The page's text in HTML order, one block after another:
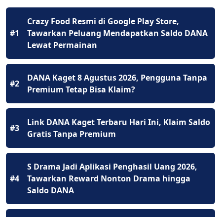
#1
Crazy Food Resmi di Google Play Store,
Tawarkan Peluang Mendapatkan Saldo DANA
Lewat Permainan
#2
DANA Kaget 8 Agustus 2026, Pengguna Tanpa
Premium Tetap Bisa Klaim?
#3
Link DANA Kaget Terbaru Hari Ini, Klaim Saldo
Gratis Tanpa Premium
#4
S Drama Jadi Aplikasi Penghasil Uang 2026,
Tawarkan Reward Nonton Drama hingga
Saldo DANA